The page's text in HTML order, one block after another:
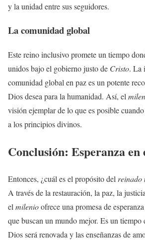
y la unidad entre sus seguidores.
La comunidad global
Este reino inclusivo promete un tiempo
unidos bajo el gobierno justo de Cristo. La
comunidad global en paz es un potente
Dios desea para la humanidad. Así, el
visión ejemplar de lo que es posible
a los principios divinos.
Conclusión: Esperanza
Entonces, ¿cuál es el propósito del reinado
A través de la restauración, la paz, la
el milenioofrece una promesa de
que buscan un mundo mejor. Es un tiempo
Dios será renovada y las enseñanzas de